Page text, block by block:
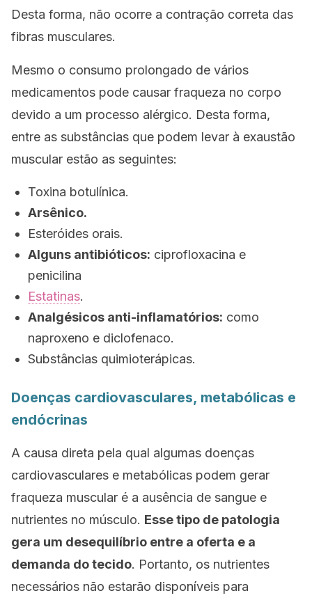
Desta forma, não ocorre a contração correta das
fibras musculares.
Mesmo o consumo prolongado de vários
medicamentos pode causar fraqueza no corpo
devido a um processo alérgico. Desta forma,
entre as substâncias que podem levar à exaustão
muscular estão as seguintes:
Toxina botulínica.
Arsênico.
Esteróides orais.
Alguns antibióticos: ciprofloxacina e
penicilina
Estatinas.
Analgésicos anti-inflamatórios: como
naproxeno e diclofenaco.
Substâncias quimioterápicas.
Doenças cardiovasculares, metabólicas e
endócrinas
A causa direta pela qual algumas doenças
cardiovasculares e metabólicas podem gerar
fraqueza muscular é a ausência de sangue e
nutrientes no músculo. Esse tipo de patologia
gera um desequilíbrio entre a oferta e a
demanda do tecido. Portanto, os nutrientes
necessários não estarão disponíveis para